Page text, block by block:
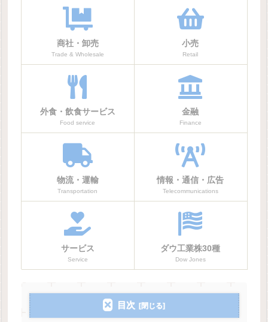
商社・卸売
Trade & Wholesale
小売
Retail
外食・飲食サービス
Food service
金融
Finance
物流・運輸
Transportation
情報・通信・広告
Telecommunications
サービス
Service
ダウ工業株30種
Dow Jones
目次